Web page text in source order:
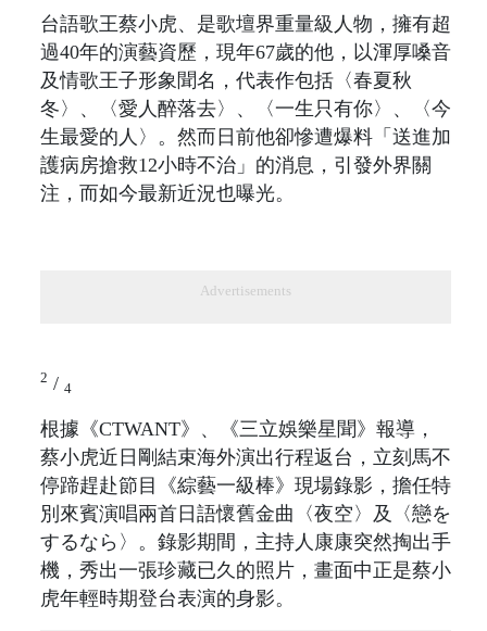
台語歌王蔡小虎、是歌壇界重量級人物，擁有超
過40年的演藝資歷，現年67歲的他，以渾厚嗓音
及情歌王子形象聞名，代表作包括〈春夏秋
冬〉、〈愛人醉落去〉、〈一生只有你〉、〈今
生最愛的人〉。然而日前他卻慘遭爆料「送進加
護病房搶救12小時不治」的消息，引發外界關
注，而如今最新近況也曝光。
Advertisements
2 / 4
根據《CTWANT》、《三立娛樂星聞》報導，
蔡小虎近日剛結束海外演出行程返台，立刻馬不
停蹄趕赴節目《綜藝一級棒》現場錄影，擔任特
別來賓演唱兩首日語懷舊金曲〈夜空〉及〈戀を
するなら〉。錄影期間，主持人康康突然掏出手
機，秀出一張珍藏已久的照片，畫面中正是蔡小
虎年輕時期登台表演的身影。